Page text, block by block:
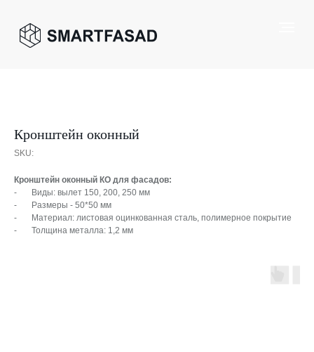
Кронштейн оконный
SKU:
Кронштейн оконный КО для фасадов:
- Виды: вылет 150, 200, 250 мм
- Размеры - 50*50 мм
- Материал: листовая оцинкованная сталь, полимерное покрытие
- Толщина металла: 1,2 мм